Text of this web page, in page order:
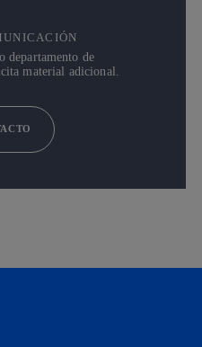
departamento de
material adicional.